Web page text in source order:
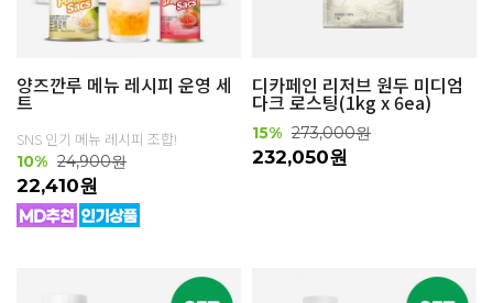
양즈깐루 메뉴 레시피 운영 세
트
SNS 인기 메뉴 레시피 조합!
10% 24,900원
22,410원
디카페인 리저브 원두 미디엄
다크 로스팅(1kg x 6ea)
15% 273,000원
232,050원